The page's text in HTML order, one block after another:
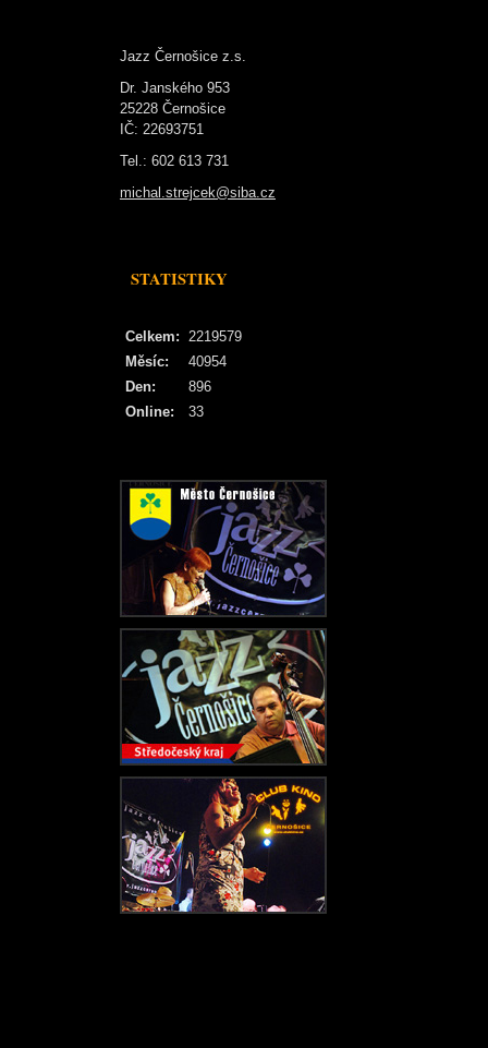
Jazz Černošice z.s.
Dr. Janského 953
25228 Černošice
IČ: 22693751
Tel.: 602 613 731
michal.strejcek@siba.cz
STATISTIKY
Online: 33
Celkem: 2219579
Měsíc:
40954
Den:
896